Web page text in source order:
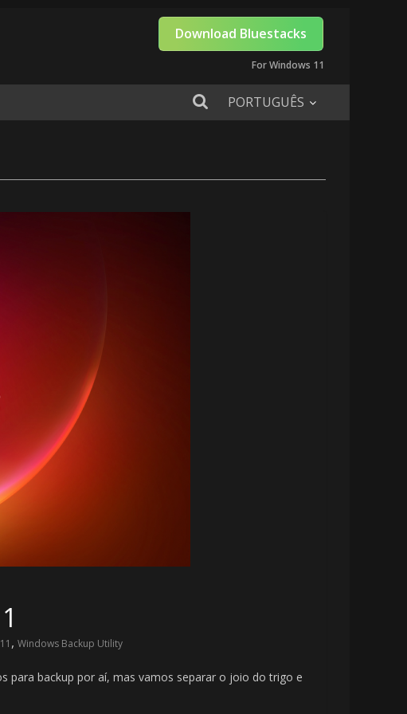
Download Bluestacks
For Windows 11
PORTUGUÊS
, Windows Backup Utility
para backup por aí, mas vamos separar o joio do trigo e